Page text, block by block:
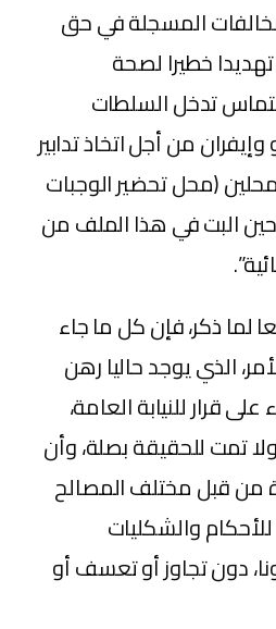
المسجلة في حق
خطيرا لصحة
تدخل السلطات
من أجل اتخاذ تدابير
(محل تحضير الوجبات
البت في هذا الملف من
لما ذكر، فإن كل ما جاء
الذي يوجد حاليا رهن
قرار للنيابة العامة،
تمت للحقيقة بصلة، وأن
من قبل مختلف المصالح
والشكليات
دون تجاوز أو تعسف أو